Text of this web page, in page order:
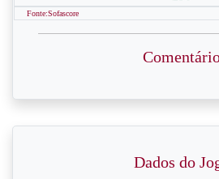
Fonte:Sofascore
Dados do